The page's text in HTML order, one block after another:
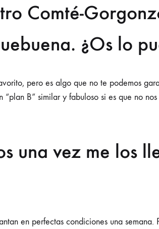
Comté-
¿Os lo
pero es algo que no te podemos
B” similar y fabuloso si es que no
una vez me los
en perfectas condiciones una